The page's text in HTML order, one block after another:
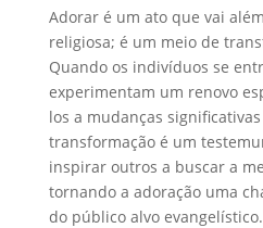
Adorar é um ato que vai
religiosa; é um meio de
Quando os indivíduos se
experimentam um renovo
los a mudanças
transformação é um
inspirar outros a buscar a
tornando a adoração uma
do público alvo evangelístico.